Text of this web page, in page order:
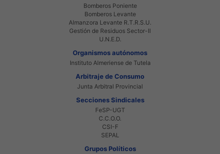
Bomberos Poniente
Bomberos Levante
Almanzora Levante R.T.R.S.U.
Gestión de Residuos Sector-II
U.N.E.D.
Organismos autónomos
Instituto Almeriense de Tutela
Arbitraje de Consumo
Junta Arbitral Provincial
Secciones Sindicales
FeSP-UGT
C.C.O.O.
CSI-F
SEPAL
Grupos Políticos